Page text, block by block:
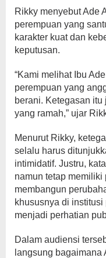
Rikky menyebut Ade
perempuan yang
karakter kuat dan
keputusan.
“Kami melihat Ibu
perempuan yang
berani. Ketegasan
yang ramah,” ujar
Menurut Rikky,
selalu harus
intimidatif. Justru,
namun tetap
membangun
khususnya di
menjadi perhatian
Dalam audiensi
langsung bagaimana